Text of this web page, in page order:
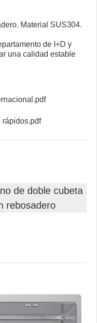
Material SUS304.
de I+D y
una calidad estable
rápidos.pdf
de doble cubeta
rebosadero